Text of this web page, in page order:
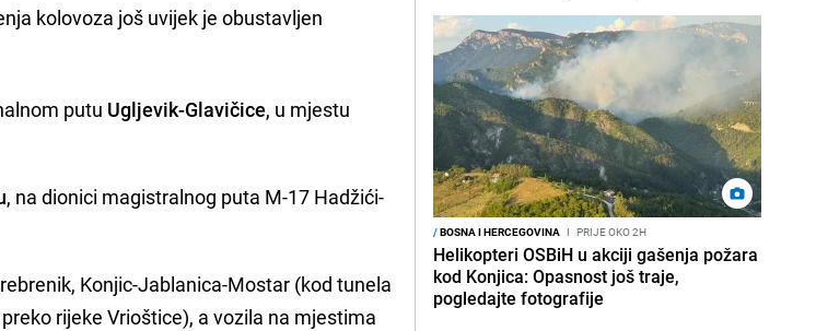
kolovoza još uvijek je obustavljen
putu Ugljevik-Glavičice, u mjestu
, na dionici magistralnog puta M-17 Hadžići-
Konjic-Jablanica-Mostar (kod tunela
rijeke Vrioštice), a vozila na mjestima
/BOSNA I HERCEGOVINA I PRIJE OKO 2H
Helikopteri OSBiH u akciji gašenja požara
kod Konjica: Opasnost još traje,
pogledajte fotografije